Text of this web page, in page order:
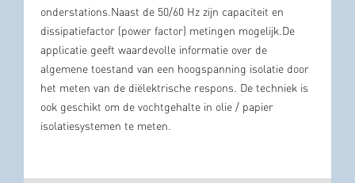
onderstations. Naast de 50/60 Hz zijn capaciteit en
dissipatiefactor (power factor) metingen mogelijk.De
applicatie geeft waardevolle informatie over de
algemene toestand van een hoogspanning isolatie door
het meten van de diëlektrische respons De techniek is
ook geschikt om de vochtgehalte in olie / papier
isolatiesystemen te meten.